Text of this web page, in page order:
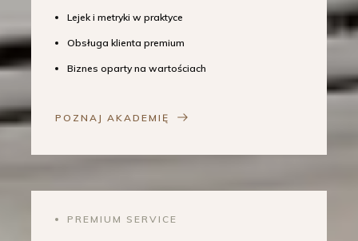
Lejek i metryki w praktyce
Obsługa klienta premium
Biznes oparty na wartościach
POZNAJ AKADEMIĘ
PREMIUM SERVICE